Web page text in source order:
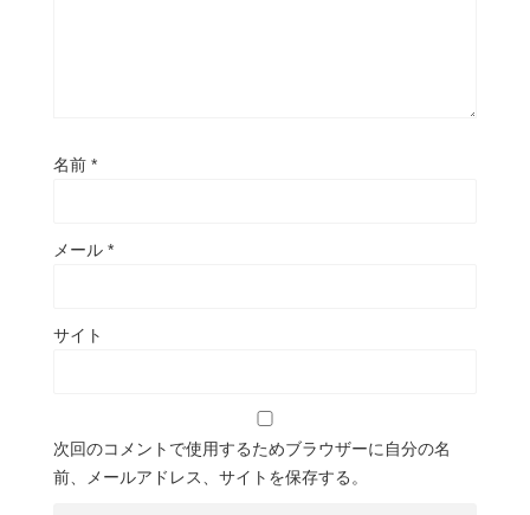
名前 *
メール *
サイト
次回のコメントで使用するためブラウザーに自分の名
前、メールアドレス、サイトを保存する。